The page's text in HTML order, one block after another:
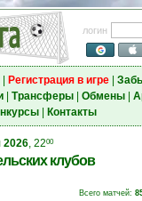
логин
| Регистрация в игре|
| Трансферы| Обмены|
| Контакты
2026, 2200
клубов
Всего матчей: